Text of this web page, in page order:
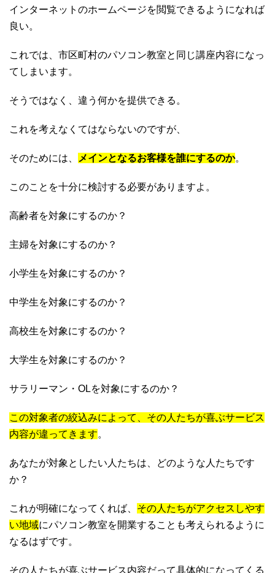
インターネットのホームページを閲覧できるようになれば
良い。
これでは、市区町村のパソコン教室と同じ講座内容になっ
てしまいます。
そうではなく、違う何かを提供できる。
これを考えなくてはならないのですが、
そのためには、 メインとなるお客様を誰にするのか。
このことを十分に検討する必要がありますよ。
高齢者を対象にするのか？
主婦を対象にするのか？
小学生を対象にするのか？
中学生を対象にするのか？
高校生を対象にするのか？
大学生を対象にするのか？
サラリーマン・OLを対象にするのか？
この対象者の絞込みによって、その人たちが喜ぶサービス
内容が違ってきます。
あなたが対象としたい人たちは、どのような人たちです
か？
これが明確になってくれば、 その人たちがアクセスしやす
い地域にパソコン教室を開業することも考えられるように
なるはずです。
その人たちが喜ぶサービス内容だって具体的になってくる